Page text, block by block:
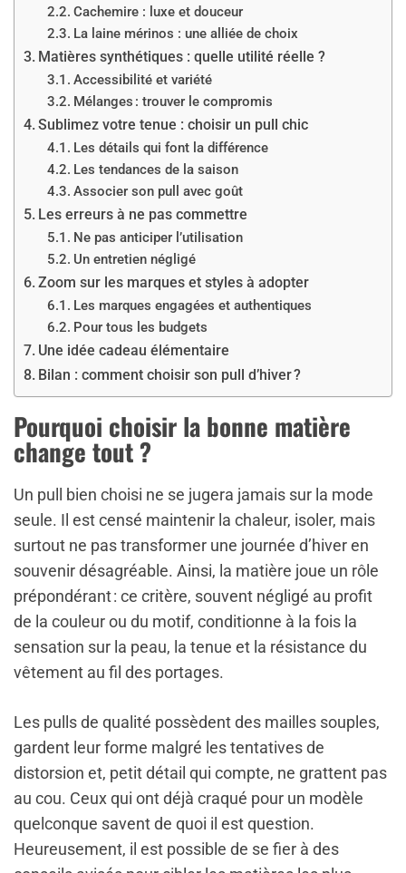
Cachemire : luxe et douceur
La laine mérinos : une alliée de choix
Matières synthétiques : quelle utilité réelle ?
Accessibilité et variété
Mélanges : trouver le compromis
Sublimez votre tenue : choisir un pull chic
Les détails qui font la différence
Les tendances de la saison
Associer son pull avec goût
Les erreurs à ne pas commettre
Ne pas anticiper l’utilisation
Un entretien négligé
Zoom sur les marques et styles à adopter
Les marques engagées et authentiques
Pour tous les budgets
Une idée cadeau élémentaire
Bilan : comment choisir son pull d’hiver ?
Pourquoi choisir la bonne matière
change tout ?
Un pull bien choisi ne se jugera jamais sur la mode
seule. Il est censé maintenir la chaleur, isoler, mais
surtout ne pas transformer une journée d’hiver en
souvenir désagréable. Ainsi, la matière joue un rôle
prépondérant : ce critère, souvent négligé au profit
de la couleur ou du motif, conditionne à la fois la
sensation sur la peau, la tenue et la résistance du
vêtement au fil des portages.
Les pulls de qualité possèdent des mailles souples,
gardent leur forme malgré les tentatives de
distorsion et, petit détail qui compte, ne grattent pas
au cou. Ceux qui ont déjà craqué pour un modèle
quelconque savent de quoi il est question.
Heureusement, il est possible de se fier à des